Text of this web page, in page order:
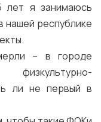
лет я занимаюсь
республике
– в городе
ли не первый в